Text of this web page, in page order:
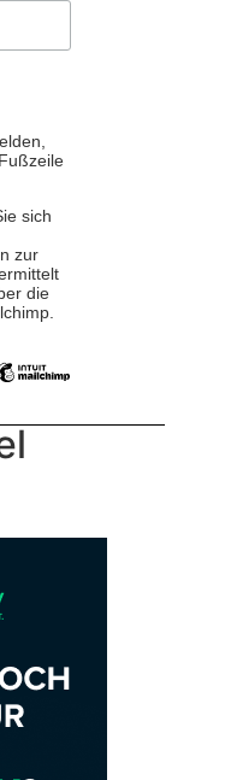
sich
zur
die